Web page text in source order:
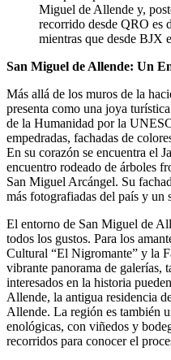
Miguel de Allende y,
recorrido desde QRO es
mientras que desde BJX
San Miguel de Allende: Un
Más allá de los muros de la
presenta como una joya
de la Humanidad por la
empedradas, fachadas de
En su corazón se encuentra el
encuentro rodeado de árboles
San Miguel Arcángel. Su
más fotografiadas del país y un
El entorno de San Miguel de
todos los gustos. Para los
Cultural “El Nigromante” y la
vibrante panorama de galerías,
interesados en la historia
Allende, la antigua residencia
Allende. La región es también
enológicas, con viñedos y
recorridos para conocer el